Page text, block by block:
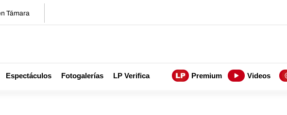
Támara
Espectáculos Fotogalerías LP Verifica Premium Videos